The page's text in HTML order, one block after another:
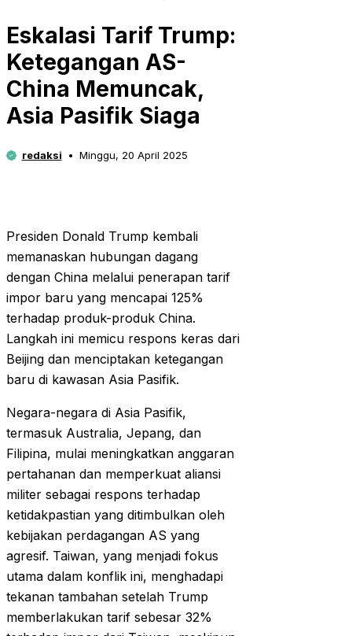
Eskalasi Tarif Trump:
Ketegangan AS-
China Memuncak,
Asia Pasifik Siaga
redaksi Minggu, 20 April 2025
Presiden Donald Trump kembali
memanaskan hubungan dagang
dengan China melalui penerapan tarif
impor baru yang mencapai 125%
terhadap produk-produk China.
Langkah ini memicu respons keras dari
Beijing dan menciptakan ketegangan
baru di kawasan Asia Pasifik.
Negara-negara di Asia Pasifik,
termasuk Australia, Jepang, dan
Filipina, mulai meningkatkan anggaran
pertahanan dan memperkuat aliansi
militer sebagai respons terhadap
ketidakpastian yang ditimbulkan oleh
kebijakan perdagangan AS yang
agresif. Taiwan, yang menjadi fokus
utama dalam konflik ini, menghadapi
tekanan tambahan setelah Trump
memberlakukan tarif sebesar 32%